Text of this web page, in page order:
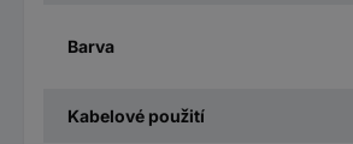
Barva
Kabelové použití